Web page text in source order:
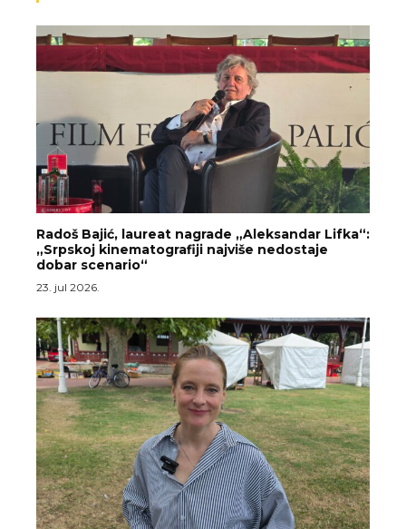
Radoš Bajić, laureat nagrade „Aleksandar Lifka“:
„Srpskoj kinematografiji najviše nedostaje
dobar scenario“
23. jul 2026.